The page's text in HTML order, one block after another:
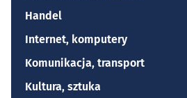
Handel
Internet, komputery
Komunikacja, transport
Kultura, sztuka